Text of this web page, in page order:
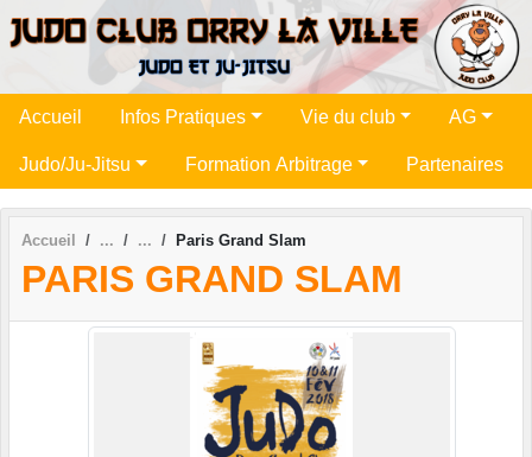
Accueil Infos Pratiques Vie du club AG
Judo/Ju-Jitsu Formation Arbitrage Partenaires
Accueil Paris Grand Slam
PARIS GRAND SLAM
Panneau de gestion des cookies